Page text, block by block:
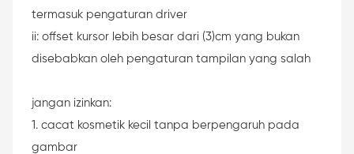
termasuk pengaturan driver
ii: offset kursor lebih besar dari (3)cm yang bukan
disebabkan oleh pengaturan tampilan yang salah
jangan izinkan:
1. cacat kosmetik kecil tanpa berpengaruh pada
gambar